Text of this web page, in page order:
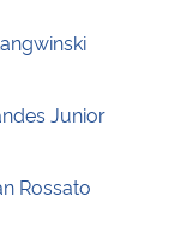
Junior
Rossato